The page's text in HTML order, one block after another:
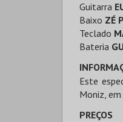
Guitarra
Baixo ZÉ
Teclado
Bateria
Este
Moniz,
PREÇOS